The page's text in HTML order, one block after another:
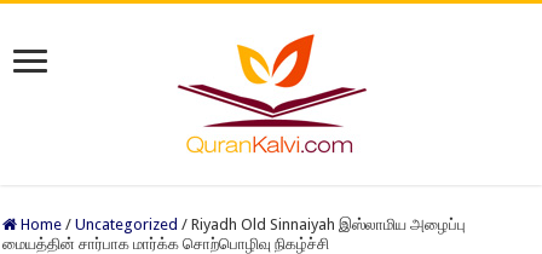
Home / Uncategorized / Riyadh Old Sinnaiyah இஸ்லாமிய அழைப்பு
மையத்தின் சார்பாக மார்க்க சொற்பொழிவு நிகழ்ச்சி